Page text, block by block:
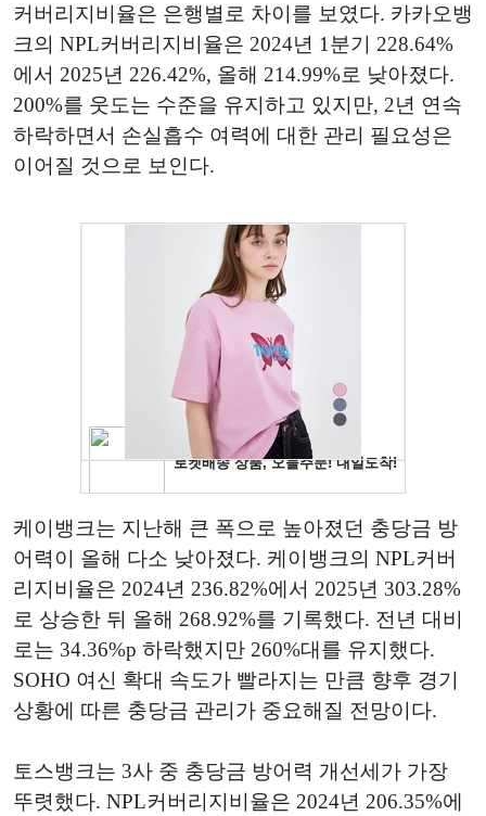
커버리지비율은 은행별로 차이를 보였다. 카카오뱅
크의 NPL커버리지비율은 2024년 1분기 228.64%
에서 2025년 226.42%, 올해 214.99%로 낮아졌다.
200%를 웃도는 수준을 유지하고 있지만, 2년 연속
하락하면서 손실흡수 여력에 대한 관리 필요성은
이어질 것으로 보인다.
케이뱅크는 지난해 큰 폭으로 높아졌던 충당금 방
어력이 올해 다소 낮아졌다. 케이뱅크의 NPL커버
리지비율은 2024년 236.82%에서 2025년 303.28%
로 상승한 뒤 올해 268.92%를 기록했다. 전년 대비
로는 34.36%p 하락했지만 260%대를 유지했다.
SOHO 여신 확대 속도가 빨라지는 만큼 향후 경기
상황에 따른 충당금 관리가 중요해질 전망이다.
토스뱅크는 3사 중 충당금 방어력 개선세가 가장
뚜렷했다. NPL커버리지비율은 2024년 206.35%에